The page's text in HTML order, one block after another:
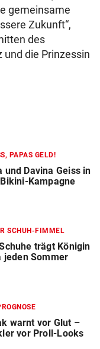
gemeinsame
Zukunft“,
des
die Prinzessin
PAPAS GELD!
und Davina Geiss in
Kampagne
SCHUH-FIMMEL
trägt Königin
jeden Sommer
warnt vor Glut –
vor Proll-Looks